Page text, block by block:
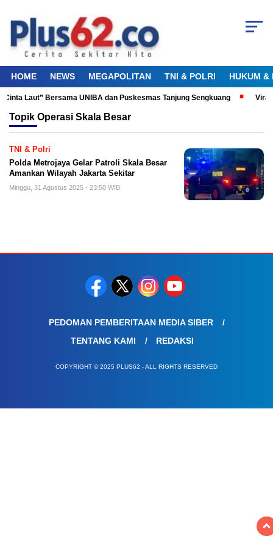
HOME NEWS MEGAPOLITAN TNI & POLRI HUKUM &
Laut” Bersama UNIBA dan Puskesmas Tanjung Sengkuang
Topik Operasi Skala Besar
TNI & Polri
Polda Metrojaya Gelar Patroli Skala Besar
Amankan Wilayah Jakarta Sekitar
Minggu, 31 Agustus 2025 - 23:50 WIB
PEDOMAN PEMBERITAAN MEDIA SIBER
TENTANG KAMI
REDAKSI
COPYRIGHT © 2025 PLUS62 - ALL RIGHTS RESERVED